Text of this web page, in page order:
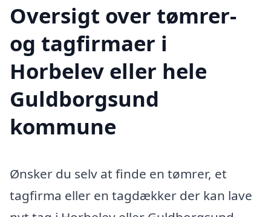
Oversigt over tømrer-
og tagfirmaer i
Horbelev eller hele
Guldborgsund
kommune
Ønsker du selv at finde en tømrer, et
tagfirma eller en tagdækker der kan lave